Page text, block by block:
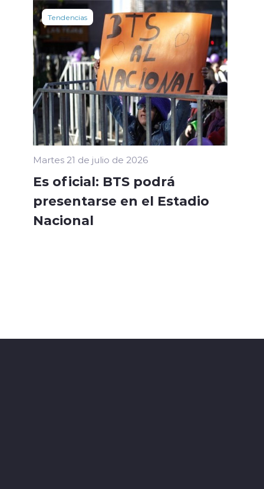
Tendencias
Martes 21 de julio de 2026
Es oficial: BTS podrá
presentarse en el Estadio
Nacional